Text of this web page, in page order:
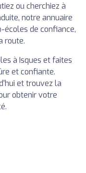
ou cherchiez à
notre annuaire
de confiance,
route.
à Isques et faites
et confiante.
et trouvez la
obtenir votre